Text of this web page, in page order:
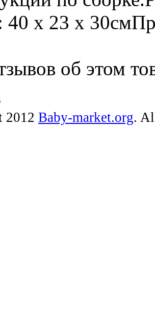
40 х 23 х
об этом
2012 Baby-market.org.